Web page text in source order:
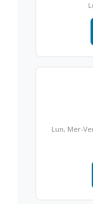
Lun, Mer-